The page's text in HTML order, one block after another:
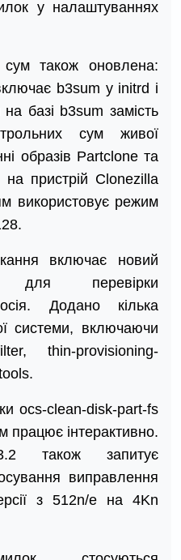
у налаштуваннях
також оновлена:
b3sum у initrd і
базі b3sum замість
сум живої
образів Partclone та
на пристрій Clonezilla
використовує режим
включає новий
перевірки
Додано кілька
системи, включаючи
thin-provisioning-
ocs-clean-disk-part-fs
працює інтерактивно.
також запитує
виправлення
з 512n/e на 4Kn